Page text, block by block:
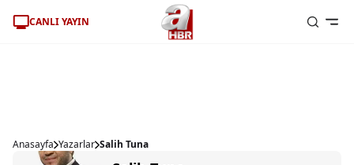
CANLI YAYIN
Anasayfa Yazarlar Salih Tuna